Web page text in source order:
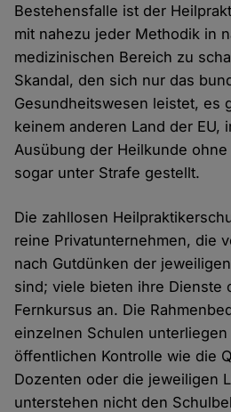
Bestehensfalle ist der
mit nahezu jeder Methodik in
medizinischen Bereich zu
Skandal, den sich nur das
Gesundheitswesen leistet, es
keinem anderen Land der EU,
Ausübung der Heilkunde
sogar unter Strafe gestellt.
Die zahllosen
reine Privatunternehmen, die
nach Gutdünken der
sind; viele bieten ihre Dienste
Fernkursus an. Die
einzelnen Schulen
öffentlichen Kontrolle wie die
Dozenten oder die jeweiligen
unterstehen nicht den